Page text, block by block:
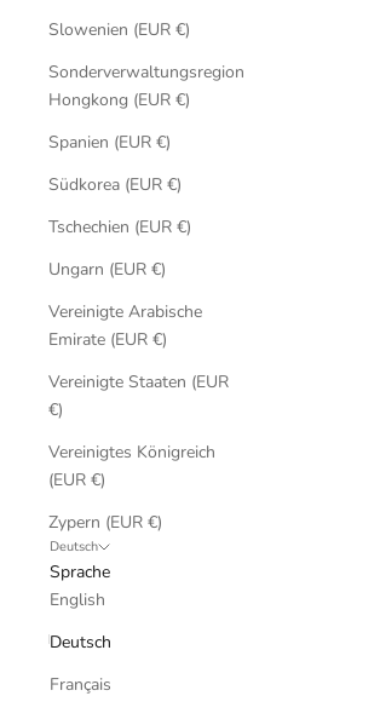
Slowenien (EUR €)
Sonderverwaltungsregion
Hongkong (EUR €)
Spanien (EUR €)
Südkorea (EUR €)
Tschechien (EUR €)
Ungarn (EUR €)
Vereinigte Arabische
Emirate (EUR €)
Vereinigte Staaten (EUR
€)
Vereinigtes Königreich
(EUR €)
Zypern (EUR €)
Deutsch
Sprache
English
Deutsch
Français